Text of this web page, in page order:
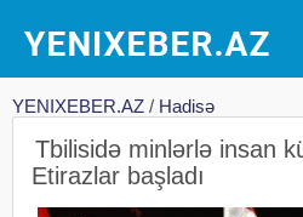
YENIXEBER.AZ / Hadisə
Tbilisidə minlərlə insan
Etirazlar başladı